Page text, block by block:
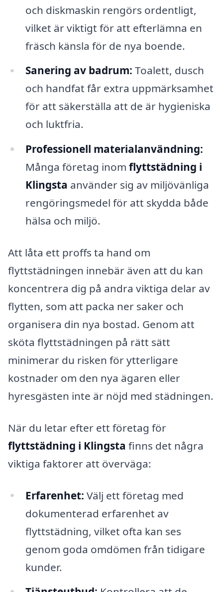
och diskmaskin rengörs ordentligt,
vilket är viktigt för att efterlämna en
fräsch känsla för de nya boende.
Sanering av badrum: Toalett, dusch
och handfat får extra uppmärksamhet
för att säkerställa att de är hygieniska
och luktfria.
Professionell materialanvändning:
Många företag inom flyttstädning i
Klingsta använder sig av miljövänliga
rengöringsmedel för att skydda både
hälsa och miljö.
Att låta ett proffs ta hand om
flyttstädningen innebär även att du kan
koncentrera dig på andra viktiga delar av
flytten, som att packa ner saker och
organisera din nya bostad. Genom att
sköta flyttstädningen på rätt sätt
minimerar du risken för ytterligare
kostnader om den nya ägaren eller
hyresgästen inte är nöjd med städningen.
När du letar efter ett företag för
flyttstädning i Klingsta finns det några
viktiga faktorer att överväga:
Erfarenhet: Välj ett företag med
dokumenterad erfarenhet av
flyttstädning, vilket ofta kan ses
genom goda omdömen från tidigare
kunder.